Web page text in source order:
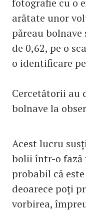
fotografie cu o
arătate unor
păreau bolnave
de 0,62, pe o
o identificare
Cercetătorii au
bolnave la
Acest lucru
bolii într-o fază
probabil că
deoarece poți
vorbirea,